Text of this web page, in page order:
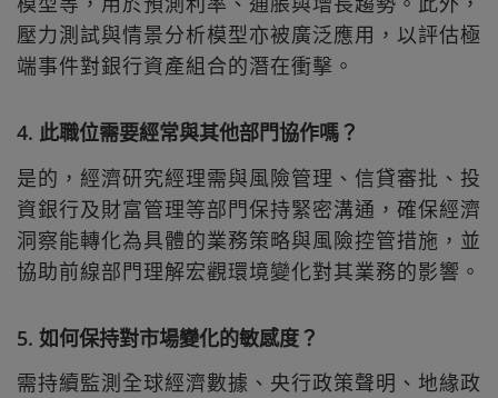
壓力測試與情景分析模型亦被廣泛應用，以評估極
端事件對銀行資產組合的潛在衝擊。
4. 此職位需要經常與其他部門協作嗎？
是的，經濟研究經理需與風險管理、信貸審批、投
資銀行及財富管理等部門保持緊密溝通，確保經濟
洞察能轉化為具體的業務策略與風險控管措施，並
協助前線部門理解宏觀環境變化對其業務的影響。
5. 如何保持對市場變化的敏感度？
需持續監測全球經濟數據、央行政策聲明、地緣政